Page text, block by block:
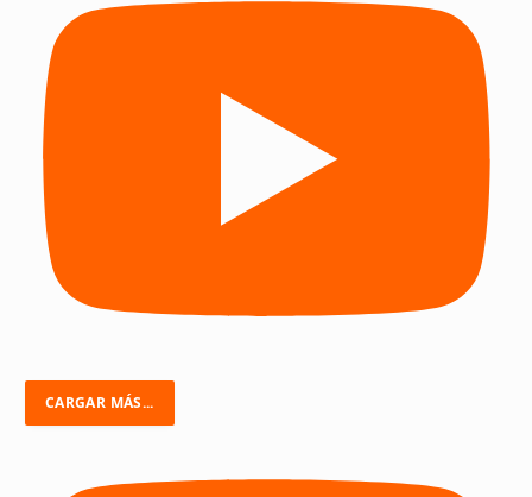
CARGAR MÁS...